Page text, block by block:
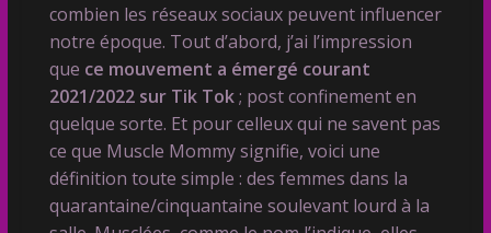
combien les réseaux sociaux peuvent influencer
notre époque. Tout d’abord, j’ai l’impression
que ce mouvement a émergé courant
2021/2022 sur Tik Tok; post confinement en
quelque sorte. Et pour celleux qui ne savent pas
ce que Muscle Mommy signifie, voici une
définition toute simple : des femmes dans la
quarantaine/cinquantaine soulevant lourd à la